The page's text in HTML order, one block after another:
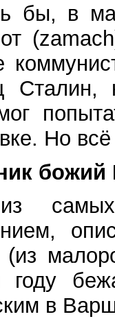
бы, в
Сталин,
Но
самых
(из
году
в